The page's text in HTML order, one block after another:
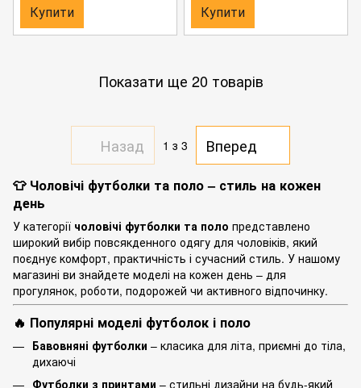
Купити Купити
Показати ще 20 товарів
Назад 1 з 3 Вперед
👕 Чоловічі футболки та поло – стиль на кожен
день
У категорії чоловічі футболки та поло представлено
широкий вибір повсякденного одягу для чоловіків, який
поєднує комфорт, практичність і сучасний стиль. У нашому
магазині ви знайдете моделі на кожен день – для
прогулянок, роботи, подорожей чи активного відпочинку.
🔥 Популярні моделі футболок і поло
Бавовняні футболки – класика для літа, приємні до тіла,
дихаючі
Футболки з принтами – стильні дизайни на будь-який